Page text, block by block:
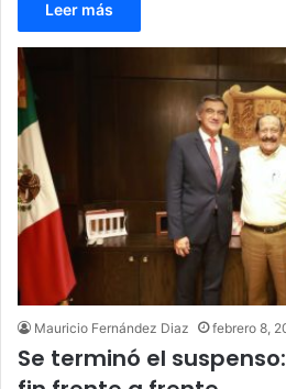
Leer más
Mauricio Fernández Diaz febrero 8,
Se terminó el